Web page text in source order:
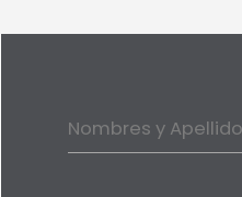
Nombres y